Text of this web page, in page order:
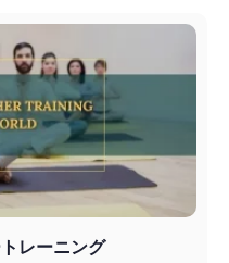
レーニング